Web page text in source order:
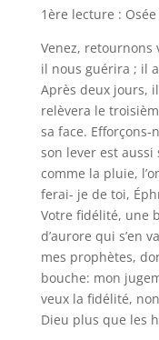
1ère lecture : Osée
Venez, retournons
il nous guérira ; il
Après deux jours,
relèvera le
sa face.
son lever est aussi
comme la pluie,
ferai- je de toi,
Votre fidélité, une
d’aurore qui s’en
mes prophètes,
bouche: mon
veux la fidélité,
Dieu plus que les